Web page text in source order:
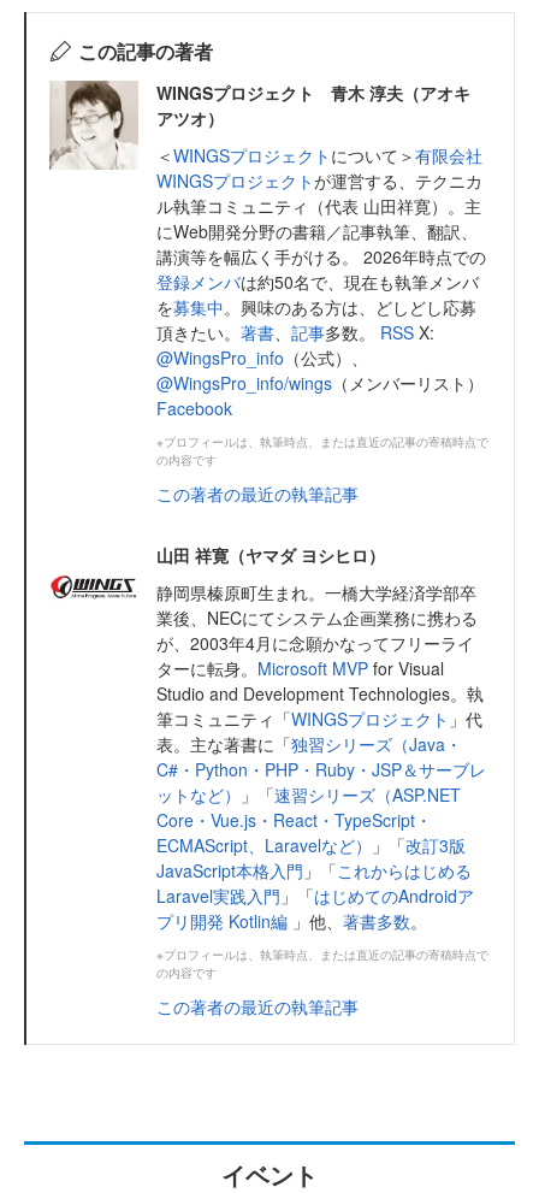
この記事の著者
WINGSプロジェクト 青木 淳夫（アオキ
アツオ）
＜WINGSプロジェクト について＞有限会社
WINGSプロジェクトが運営する、テクニカ
ル執筆コミュニティ（代表 山田祥寛）。主
にWeb開発分野の書籍／記事執筆、翻訳、
講演等を幅広く手がける。 2026年時点での
登録メンバは約50名で、現在も執筆メンバ
を募集中。興味のある方は、どしどし応募
頂きたい。 著書 記事多数。 RSS X:
@WingsPro_info （公式）、
@WingsPro_info/wings （メンバーリスト）
Facebook
※プロフィールは、執筆時点、または直近の記事の寄稿時点で
の内容です
この著者の最近の執筆記事
山田 祥寛（ヤマダ ヨシヒロ）
静岡県榛原町生まれ。一橋大学経済学部卒
業後、NECにてシステム企画業務に携わる
が、2003年4月に念願かなってフリーライ
ターに転身。 Microsoft MVP for Visual
Studio and Development Technologies。執
筆コミュニティ「WINGSプロジェクト 」代
表。主な著書に「独習シリーズ（Java・
C#・Python・PHP・Ruby・JSP＆サーブレ
ットなど）
」「速習シリーズ（ASP.NET
Core・Vue.js・React・TypeScript・
ECMAScript、Laravelなど）
」「改訂3版
JavaScript本格入門 」「これからはじめる
Laravel実践入門 」「はじめてのAndroidア
プリ開発 Kotlin編 」他、 著書多数。
※プロフィールは、執筆時点、または直近の記事の寄稿時点で
の内容です
この著者の最近の執筆記事
イベント